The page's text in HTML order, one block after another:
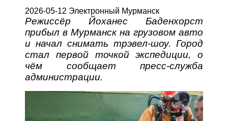
2026-05-12 Электронный Мурманск
Режиссёр Йоханес Баденхорст
прибыл в Мурманск на грузовом авто
и начал снимать трэвел-шоу. Город
стал первой точкой экспедиции, о
чём сообщает пресс-служба
администрации.